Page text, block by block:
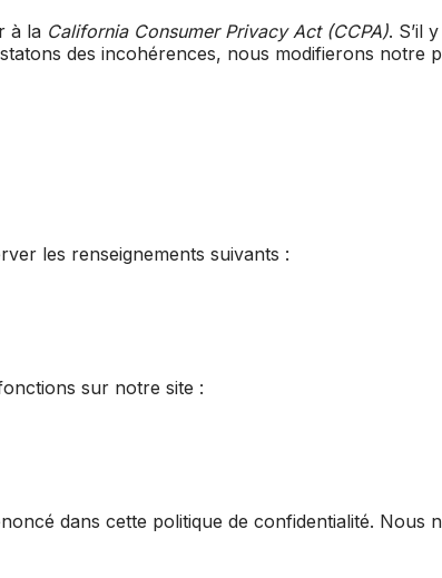
à la California Consumer Privacy Act (CCPA). S’il
des incohérences, nous modifierons notre
les renseignements suivants :
sur notre site :
dans cette politique de confidentialité. Nous